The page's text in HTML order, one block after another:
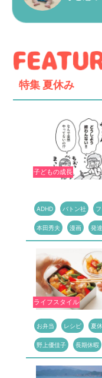
特集 夏休み
子どもの成長
ADHD バトン社
本田秀夫 漫画 発
ライフスタイル
お弁当 レシピ 夏
野上優佳子 長期休暇